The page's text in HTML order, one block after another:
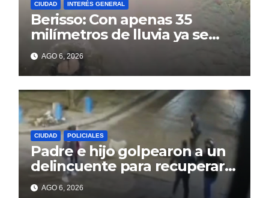
CIUDAD INTERÉS GENERAL
Berisso: Con apenas 35
milímetros de lluvia ya se
sienten los problemas
AGO 6, 2026
CIUDAD POLICIALES
Padre e hijo golpearon a un
delincuente para recuperar
un celular robado en Berisso
AGO 6, 2026